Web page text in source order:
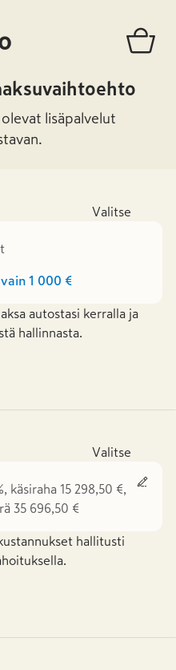
lisäpalvelut
Valitse
1 000 €
autostasi kerralla ja
hallinnasta.
Valitse
käsiraha 15 298,50 €,
35 696,50 €
hallitusti